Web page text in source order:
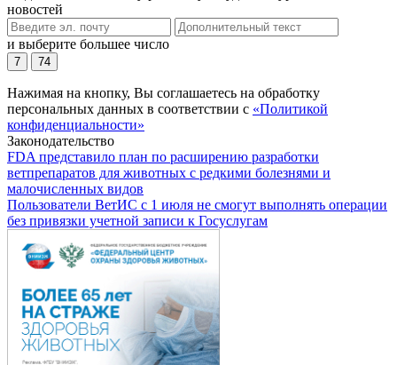
новостей
и выберите большее число
7 74
Нажимая на кнопку, Вы соглашаетесь на обработку
персональных данных в соответствии с «Политикой
конфиденциальности»
Законодательство
FDA представило план по расширению разработки
ветпрепаратов для животных с редкими болезнями и
малочисленных видов
Пользователи ВетИС с 1 июля не смогут выполнять операции
без привязки учетной записи к Госуслугам